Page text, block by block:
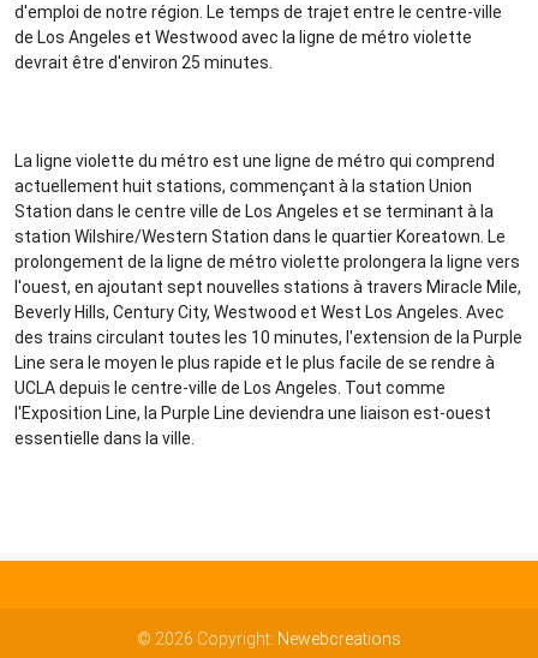
d'emploi de notre région. Le temps de trajet entre le centre-ville
de Los Angeles et Westwood avec la ligne de métro violette
devrait être d'environ 25 minutes.
La ligne violette du métro est une ligne de métro qui comprend
actuellement huit stations, commençant à la station Union
Station dans le centre ville de Los Angeles et se terminant à la
station Wilshire/Western Station dans le quartier Koreatown. Le
prolongement de la ligne de métro violette prolongera la ligne vers
l'ouest, en ajoutant sept nouvelles stations à travers Miracle Mile,
Beverly Hills, Century City, Westwood et West Los Angeles. Avec
des trains circulant toutes les 10 minutes, l'extension de la Purple
Line sera le moyen le plus rapide et le plus facile de se rendre à
UCLA depuis le centre-ville de Los Angeles. Tout comme
l'Exposition Line, la Purple Line deviendra une liaison est-ouest
essentielle dans la ville.
© 2026 Copyright: Newebcreations